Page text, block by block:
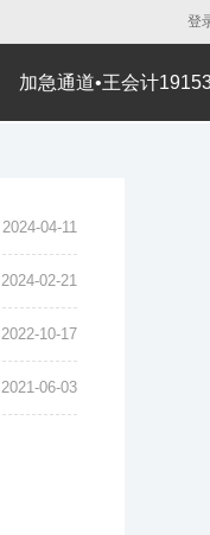
登
加急通道•王会计
2024-04-11
2024-02-21
2022-10-17
2021-06-03